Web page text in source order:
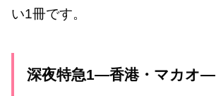
い1冊です。
深夜特急1―香港・マカオ―